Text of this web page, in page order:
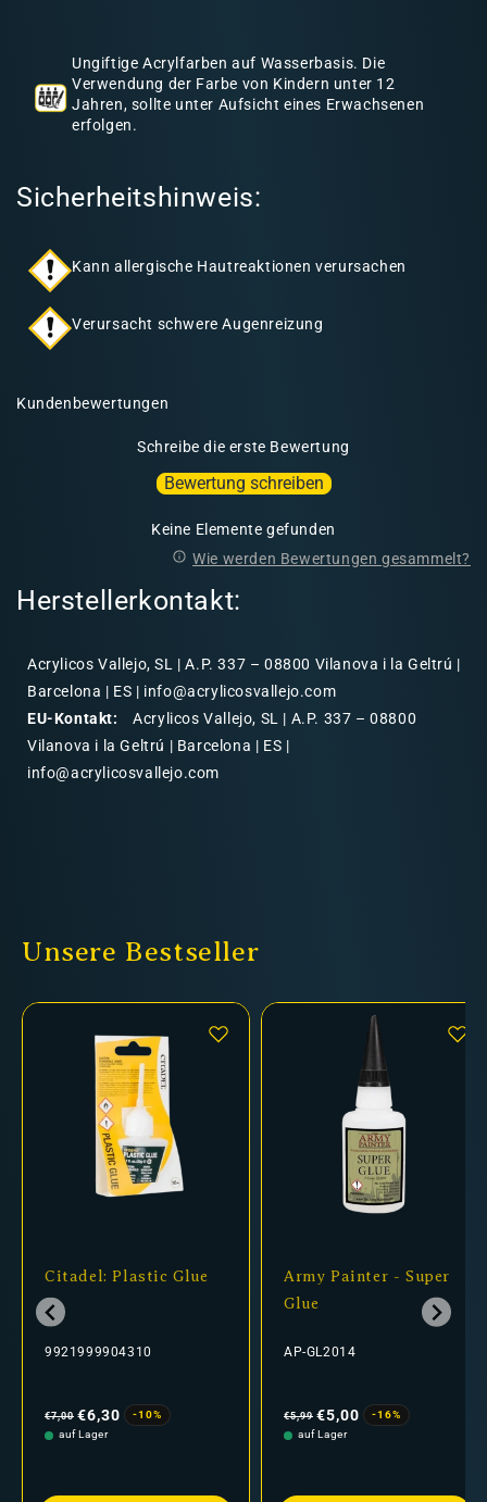
Ungiftige Acrylfarben auf Wasserbasis. Die
Verwendung der Farbe von Kindern unter 12
Jahren, sollte unter Aufsicht eines Erwachsenen
erfolgen.
Sicherheitshinweis:
Kann allergische Hautreaktionen verursachen
Verursacht schwere Augenreizung
Kundenbewertungen
Schreibe die erste Bewertung
Bewertung schreiben
Keine Elemente gefunden
Wie werden Bewertungen gesammelt?
Herstellerkontakt:
Acrylicos Vallejo, SL | A.P. 337 – 08800 Vilanova i la Geltrú |
Barcelona | ES | info@acrylicosvallejo.com
EU-Kontakt:
Acrylicos Vallejo, SL | A.P. 337 – 08800
Vilanova i la Geltrú | Barcelona | ES |
info@acrylicosvallejo.com
Unsere Bestseller
Citadel: Plastic Glue
9921999904310
Preis
€7,00 €6,30
-10%
auf Lager
Army Painter - Super
Glue
AP-GL2014
Preis
€5,99 €5,00
-16%
auf Lager